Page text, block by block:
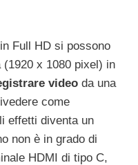
Full HD si possono
x 1080 pixel) in
video da una
come
effetti diventa un
non è in grado di
HDMI di tipo C,